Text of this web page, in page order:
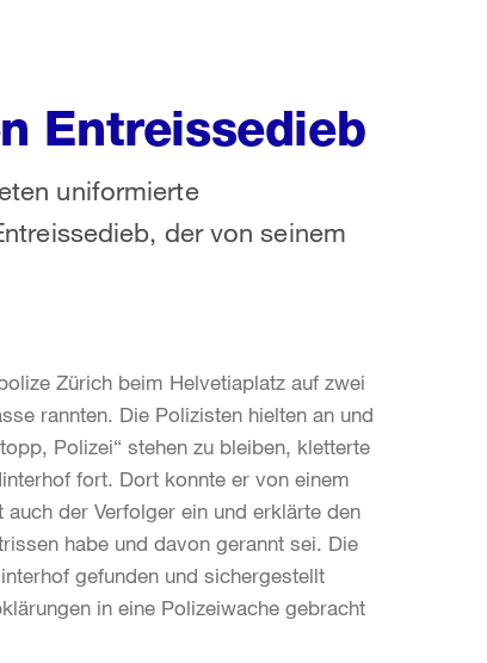
Entreissedieb
uniformierte
der von seinem
Zürich beim Helvetiaplatz auf zwei
rannten. Die Polizisten hielten an und
Polizei“ stehen zu bleiben, kletterte
fort. Dort konnte er von einem
der Verfolger ein und erklärte den
habe und davon gerannt sei. Die
gefunden und sichergestellt
in eine Polizeiwache gebracht